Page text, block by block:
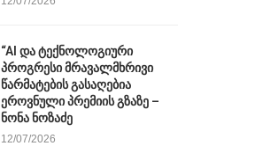
“AI და ტექნოლოგიური
პროგრესი მრავალმხრივი
წარმატების გასაღებია
ეროვნული პრემიის გზაზე –
ნონა ნოზაძე
12/07/2026